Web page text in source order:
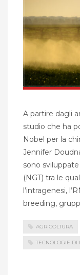
A partire dagli
studio che ha
Nobel per la
Jennifer
sono
(NGT) tra le
l’intragenesi,
breeding,
AGRICOLTURA
TECNOLOGIE DI